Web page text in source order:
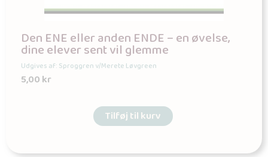
Den ENE eller anden ENDE – en øvelse,
dine elever sent vil glemme
Udgives af: Sproggren v/Merete Løvgreen
5,00kr
Tilføj til kurv